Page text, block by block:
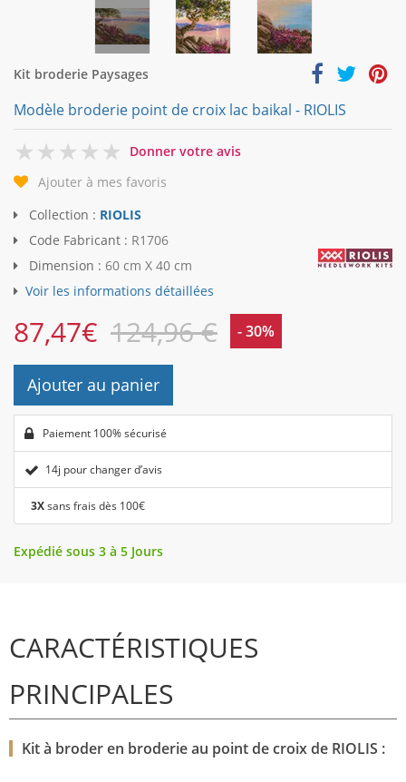
Kit broderie Paysages
Modèle broderie point de croix lac baikal - RIOLIS
0
Donner votre avis
Ajouter à mes favoris
Collection : RIOLIS
Code Fabricant : R1706
Dimension : 60 cm X 40 cm
Voir les informations détaillées
87,47€ 124,96 € - 30%
Ajouter au panier
Paiement 100% sécurisé
14j pour changer d’avis
3Xsans frais dès 100€
Expédié sous 3 à 5 Jours
CARACTÉRISTIQUES
PRINCIPALES
Kit à broder en broderie au point de croix de RIOLIS :